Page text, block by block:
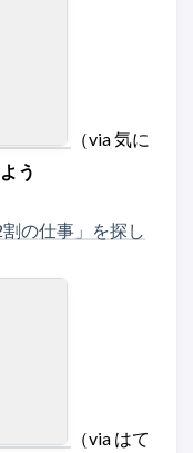
（via 気に
う
の仕事」を探し
（via はて